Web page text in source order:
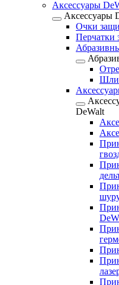
Аксессуары
Аксессуары
Очки
Перчатки
DeWalt